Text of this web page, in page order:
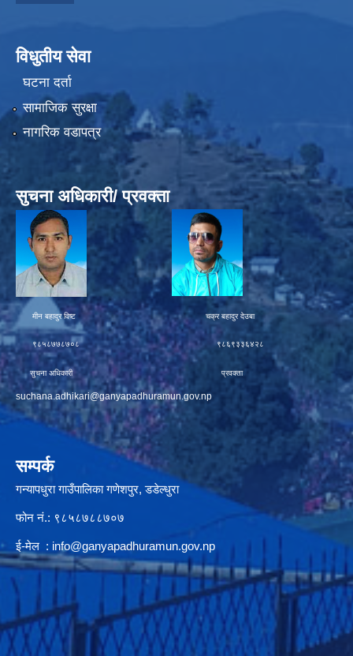
विधुतीय सेवा
घटना दर्ता
सामाजिक सुरक्षा
नागरिक वडापत्र
सुचना अधिकारी/ प्रवक्ता
मीन बहादुर विष्ट चक्र बहादुर देउबा
९८५८७७८७०८ ९८६९३३६४२८
सुचना अधिकारी प्रवक्ता
suchana.adhikari@ganyapadhuramun.gov.np
सम्पर्क
गन्यापधुरा गाउँपालिका गणेशपुर, डडेल्धुरा
फोन नं.: ९८५८७८८७०७
ई-मेल : info@ganyapadhuramun.gov.np